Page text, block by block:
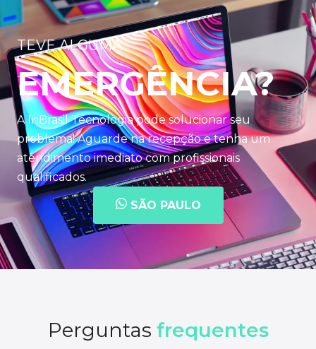
TEVE ALGUMA
EMERGÊNCIA?
A InBrasil Tecnologia pode solucionar seu
problema! Aguarde na recepção e tenha um
atendimento imediato com profissionais
qualificados.
SÃO PAULO
Perguntas frequentes